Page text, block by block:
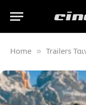
Home » Trailers